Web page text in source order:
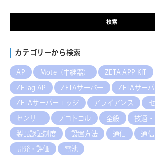
検索
カテゴリーから検索
AP Mote（中継器） ZETA APP KIT
ZETag AP
ZETAサーバー
ZETAサー
ZETAサーバーエッジ
アライアンス
センサー
プロトコル 全般
技適
製品認証制度
設置方法 通信
通
開発・評価
電池